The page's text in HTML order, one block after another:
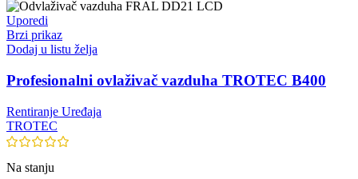
Uporedi
Brzi prikaz
Dodaj u listu želja
Profesionalni ovlaživač vazduha TROTEC B400
Rentiranje Uređaja
TROTEC
Na stanju